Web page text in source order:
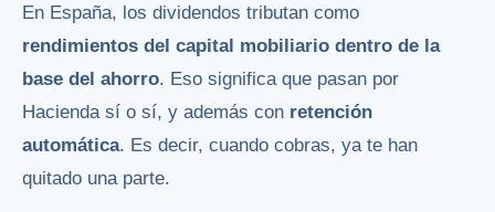
En España, los dividendos tributan como
rendimientos del capital mobiliario dentro de la
base del ahorro. Eso significa que pasan por
Hacienda sí o sí, y además con retención
automática. Es decir, cuando cobras, ya te han
quitado una parte.